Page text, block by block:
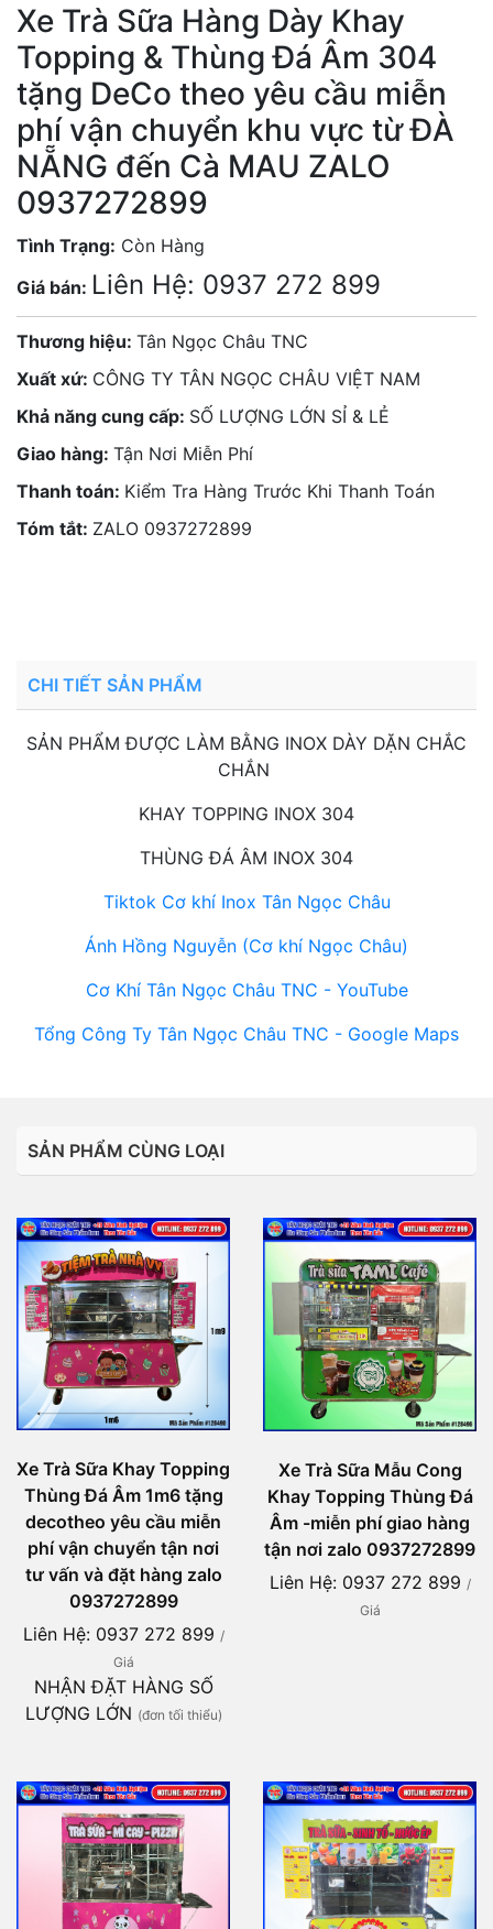
Xe Trà Sữa Hàng Dày Khay
Topping & Thùng Đá Âm 304
tặng DeCo theo yêu cầu miễn
phí vận chuyển khu vực từ ĐÀ
NẴNG đến Cà MAU ZALO
0937272899
Tình Trạng: Còn Hàng
Giá bán: Liên Hệ: 0937 272 899
Thương hiệu: Tân Ngọc Châu TNC
Xuất xứ: CÔNG TY TÂN NGỌC CHÂU VIỆT NAM
Khả năng cung cấp: SỐ LƯỢNG LỚN SỈ & LẺ
Giao hàng: Tận Nơi Miễn Phí
Thanh toán: Kiểm Tra Hàng Trước Khi Thanh Toán
Tóm tắt: ZALO 0937272899
CHI TIẾT SẢN PHẨM
SẢN PHẨM ĐƯỢC LÀM BẰNG INOX DÀY DẶN CHẮC
CHẮN
KHAY TOPPING INOX 304
THÙNG ĐÁ ÂM INOX 304
Tiktok Cơ khí Inox Tân Ngọc Châu
Ánh Hồng Nguyễn (Cơ khí Ngọc Châu)
Cơ Khí Tân Ngọc Châu TNC - YouTube
Tổng Công Ty Tân Ngọc Châu TNC - Google Maps
SẢN PHẨM CÙNG LOẠI
Xe Trà Sữa Khay Topping
Thùng Đá Âm 1m6 tặng
decotheo yêu cầu miễn
phí vận chuyển tận nơi
tư vấn và đặt hàng zalo
0937272899
Liên Hệ: 0937 272 899 /
Giá
NHẬN ĐẶT HÀNG SỐ
LƯỢNG LỚN (đơn tối thiểu)
Xe Trà Sữa Mẫu Cong
Khay Topping Thùng Đá
Âm -miễn phí giao hàng
tận nơi zalo 0937272899
Liên Hệ: 0937 272 899 /
Giá